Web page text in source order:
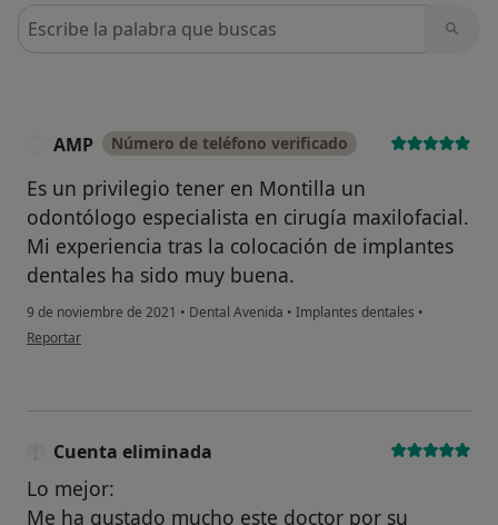
Busca en opiniones
AMP Número de teléfono verificado
Es un privilegio tener en Montilla un
odontólogo especialista en cirugía maxilofacial.
Mi experiencia tras la colocación de implantes
dentales ha sido muy buena.
9 de noviembre de 2021 • Dental Avenida • Implantes dentales •
en opinión del usuario AMP
Reportar
Cuenta eliminada
Lo mejor:
Me ha gustado mucho este doctor por su